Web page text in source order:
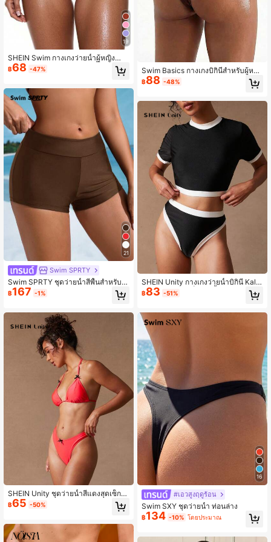
19
SHEIN Swim กางเกงว่ายน้ำผู้หญิงสำห
รับวันหยุดฤดูร้อนชายหาด สีพื้น เอวสูง
ยืดหยุ่น
฿68 -47%
21
Swim SPRTY
Swim SPRTY ชุดว่ายน้ำสีพื้นสำหรับผู้
หญิงสำหรับชายหาด/รีสอร์ท
฿167 -1%
SHEIN Unity ชุดว่ายน้ำสีแดงสุดเซ็กซี่
ใส่ได้ทุกโอกาส สำหรับชายหาด สระว่า
ยน้ำ และเทศกาลดนตรีในช่วงฤดูร้อน
฿65 -50%
Swim Basics กางเกงบิกินี่สำหรับผู้หญิ
งสำหรับวันหยุดฤดูร้อนตกแต่งด้วยโลห
ะ กางเกงบิกินี่สีน้ำตาล กางเกงว่ายน้ำ
ยน้ำสีน้ำตาลสำหรับผู้หญิง
฿88 -48%
SHEIN Unity กางเกงว่ายน้ำบิกินี่ Kali
แบบ Cheeky บล็อคสี เสื้อรัชการ์ด วันห
ยุด ฤดูร้อน ชายหาด
฿83 -51%
16
#เอวสูงฤดูร้อน
Swim SXY ชุดว่ายน้ำ ท่อนล่าง
฿134 -10% โดยประมาณ